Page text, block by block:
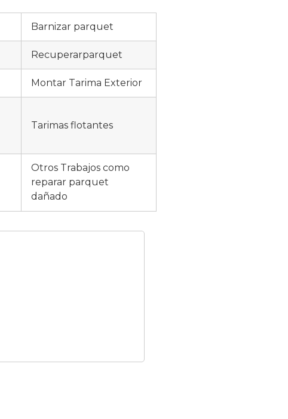
Barnizar parquet
Recuperarparquet
Montar Tarima Exterior
Tarimas flotantes
Otros Trabajos como
reparar parquet
dañado